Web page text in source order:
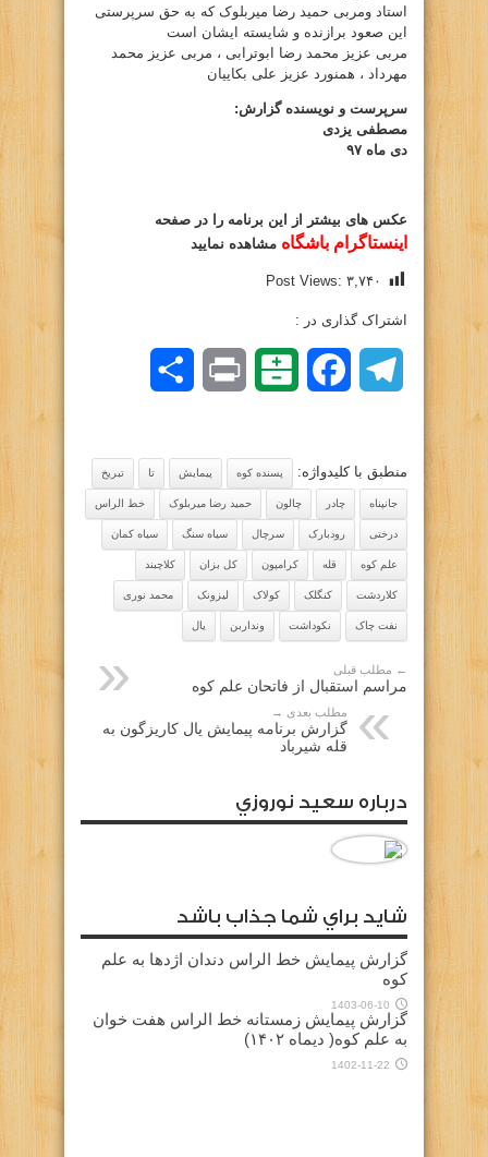
استاد ومربی حمید رضا میربلوک که به حق سرپرستی
این صعود برازنده و شایسته ایشان است
مربی عزیز محمد رضا ابوترابی ، مربی عزیز محمد
مهرداد ، همنورد عزیز علی بکاییان
سرپرست و نویسنده گزارش:
مصطفی یزدی
دی ماه ۹۷
عکس های بیشتر از این برنامه را در صفحه
اینستاگرام باشگاه مشاهده نمایید
Post Views: ۳,۷۴۰
اشتراک گذاری در :
Telegram
Facebook
Balatarin
Print
منطبق با کلیدواژه: پسنده کوه پیمایش تا تبریخ
جانپناه چادر چالون حمید رضا میربلوک خط الراس
درختی رودبارک سرچال سیاه سنگ سیاه کمان
علم کوه قله کرامپون کل بزان کلاچبند
کلاردشت کنگلک کولاک لیزونک محمد نوری
نفت چاک نکوداشت ونداربن یال
← مطلب قبلی
مراسم استقبال از فاتحان علم کوه
مطلب بعدی →
گزارش برنامه پیمایش یال کاریزگون به
قله شیرباد
درباره سعيد نوروزي
شايد براي شما جذاب باشد
گزارش پیمایش خط الراس دندان اژدها به علم
کوه
1403-06-10
گزارش پیمایش زمستانه خط الراس هفت خوان
به علم کوه( دیماه ۱۴۰۲)
1402-11-22